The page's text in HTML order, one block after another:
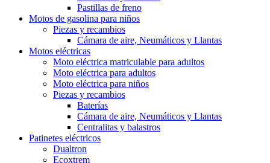
Pastillas de freno
Motos de gasolina para niños
Piezas y recambios
Cámara de aire, Neumáticos y Llantas
Motos eléctricas
Moto eléctrica matriculable para adultos
Moto eléctrica para adultos
Moto eléctrica para niños
Piezas y recambios
Baterías
Cámara de aire, Neumáticos y Llantas
Centralitas y balastros
Patinetes eléctricos
Dualtron
Ecoxtrem